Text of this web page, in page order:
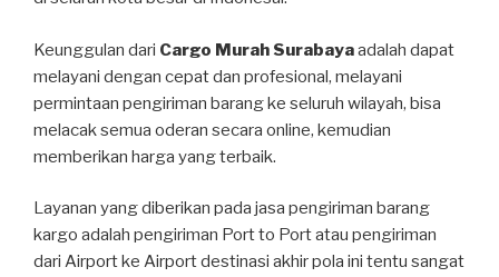
Keunggulan dari Cargo Murah Surabayaadalah dapat
melayani dengan cepat dan profesional, melayani
permintaan pengiriman barang ke seluruh wilayah, bisa
melacak semua oderan secara online, kemudian
memberikan harga yang terbaik.
Layanan yang diberikan pada jasa pengiriman barang
kargo adalah pengiriman Port to Port atau pengiriman
dari Airport ke Airport destinasi akhir pola ini tentu sangat